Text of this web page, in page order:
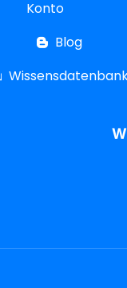
Konto
Blog